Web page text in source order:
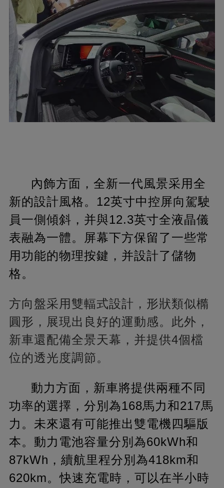
內飾方面，全新一代風景采用全
新的設計風格。12英寸中控屏向駕駛
員一側傾斜，并與12.3英寸全液晶儀
表融為一體。屏幕下方保留了一些常
用功能的物理按鍵，并設計了儲物
格。
方向盤采用雙輻式設計，形狀類似橢
圓形，展現出良好的運動感。此外，
新車還配備全景天幕，并提供4個檔
位的透光度調節。
動力方面，新車將提供兩種不同
功率的選擇，分別為168馬力和217馬
力。未來還有可能推出雙電機四驅版
本。動力電池容量分別為60kWh和
87kWh，續航里程分別為418km和
620km。快速充電時，可以在半小時